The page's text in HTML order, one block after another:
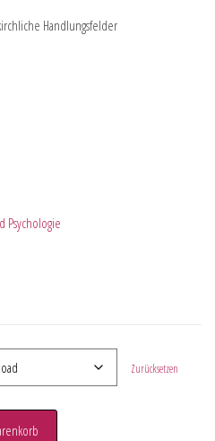
Handlungsfelder
Psychologie
Zurücksetzen